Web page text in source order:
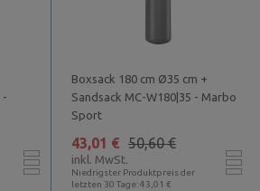
-
Boxsack 180 cm Ø35 cm +
Sandsack MC-W180|35 - Marbo
Sport
Niedrigster Produktpreis der
letzten 30 Tage: 43,01 €
50,60 €
43,01 €
inkl. MwSt.